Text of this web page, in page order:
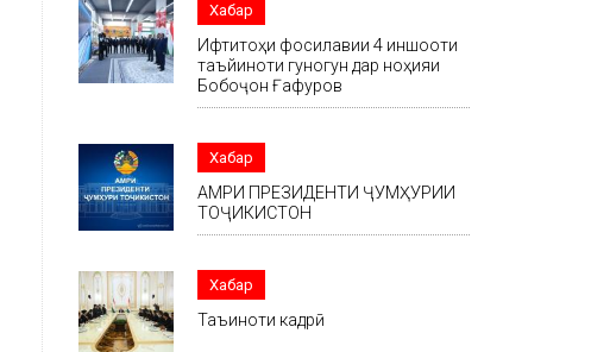
Хабар
Ифтитоҳи фосилавии 4 иншооти
таъйиноти гуногун дар ноҳияи
Бобоҷон Ғафуров
Хабар
АМРИ ПРЕЗИДЕНТИ ҶУМҲУРИИ
ТОҶИКИСТОН
Хабар
Таъиноти кадрӣ